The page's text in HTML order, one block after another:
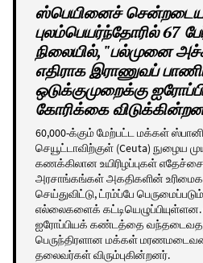
ஸ்பெயினைச்
புலம்பெயர்ந்தோரில் 67
நிலையில், "பல்முனை
எதிராக இராணுவப்
ஒடுக்குமுறைக்கு
கோரிக்கை
60,000-க்கும் மேற்பட்ட மக்கள்
செயூட்டாவிற்குள் (Ceuta) நுழைய
கணக்கிலான உயிரிழப்புகள்
அரசாங்கங்கள் அகதிகளின்
செய்துவிட்டு, ட்ரம்ப்பே
எல்லைகளைக் கட்டியெழுப்பியுள்ளன.
ஐரோப்பியக் கண்டத்தை
பெருந்திரளான மக்கள்
தலைவர்கள் விரும்புகின்றனர்.